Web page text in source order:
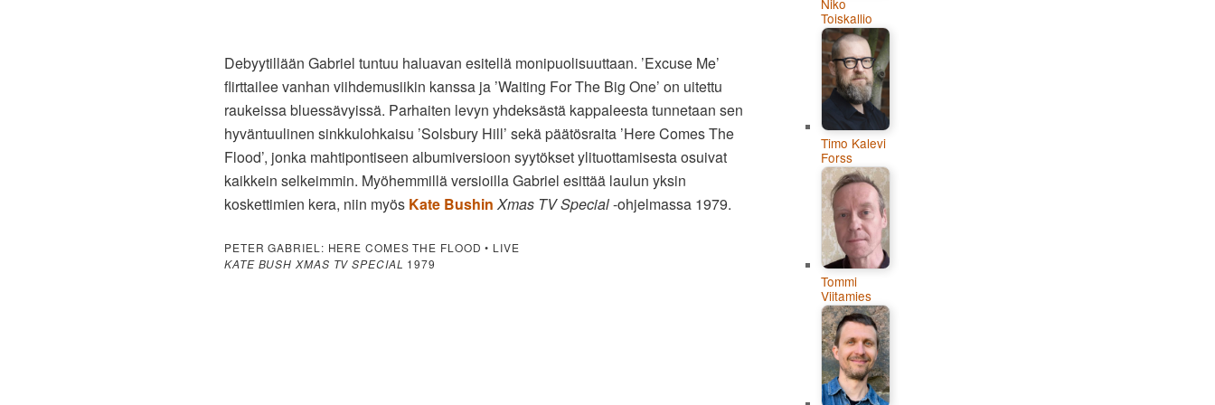
Debyytillään Gabriel tuntuu haluavan esitellä monipuolisuuttaan. ’Excuse Me’
flirttailee vanhan viihdemusiikin kanssa ja ’Waiting For The Big One’ on uitettu
raukeissa bluessävyissä. Parhaiten levyn yhdeksästä kappaleesta tunnetaan sen
hyväntuulinen sinkkulohkaisu ’Solsbury Hill’ sekä päätösraita ’Here Comes The
Flood’, jonka mahtipontiseen albumiversioon syytökset ylituottamisesta osuivat
kaikkein selkeimmin. Myöhemmillä versioilla Gabriel esittää laulun yksin
koskettimien kera, niin myös Kate Bushin Xmas TV Special-ohjelmassa 1979.
PETER GABRIEL: HERE COMES THE FLOOD • LIVE
KATE BUSH XMAS TV SPECIAL 1979
Niko
Toiskallio
Timo Kalevi
Forss
Tommi
Viitamies